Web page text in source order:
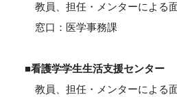
教員、担任・メンターによる
窓口：医学事務課
■看護学学生生活支援センター
教員、担任・メンターによる